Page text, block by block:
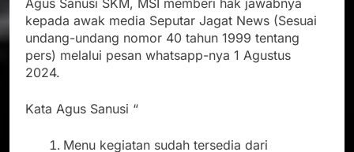
kepada awak media Seputar Jagat News (Sesuai
undang-undang nomor 40 tahun 1999 tentang
pers) melalui pesan whatsapp-nya 1 Agustus
2024.
Kata Agus Sanusi “
Menu kegiatan sudah tersedia dari